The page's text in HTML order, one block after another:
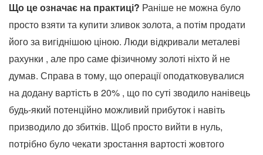
Що це означає на практиці? Раніше не можна було
просто взяти та купити зливок золота, а потім продати
його за вигіднішою ціною. Люди відкривали металеві
рахунки , але про саме фізичному золоті ніхто й не
думав. Справа в тому, що операції оподатковувалися
на додану вартість в 20% , що по суті зводило нанівець
будь-який потенційно можливий прибуток і навіть
призводило до збитків. Щоб просто вийти в нуль,
потрібно було чекати зростання вартості жовтого